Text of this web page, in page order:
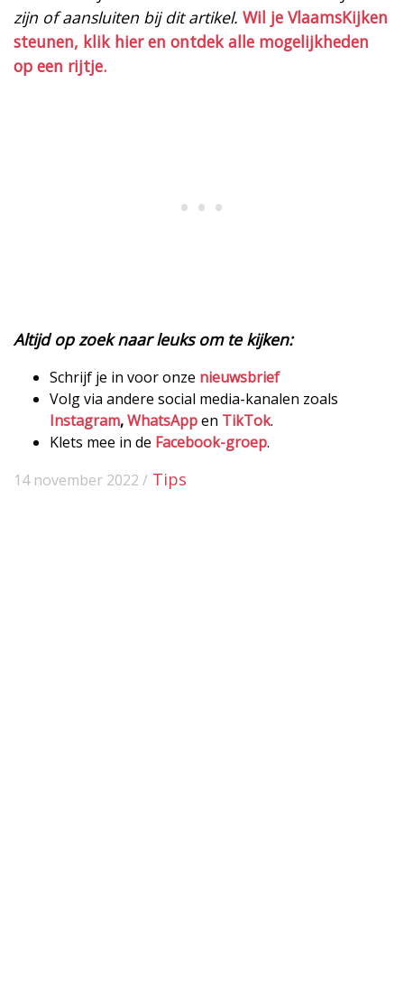
zijn of aansluiten bij dit artikel. Wil je VlaamsKijken
steunen, klik hier en ontdek alle mogelijkheden
op een rijtje.
Altijd op zoek naar leuks om te kijken:
Schrijf je in voor onze nieuwsbrief
Volg via andere social media-kanalen zoals
Instagram,WhatsAppen TikTok.
Klets mee in de Facebook-groep.
14 november 2022 / Tips